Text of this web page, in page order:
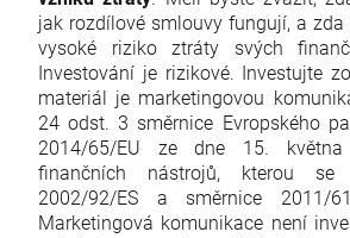
jak rozdílové smlouvy fungují, a
vysoké riziko ztráty svých
Investování je rizikové. Investujte
materiál je marketingovou
24 odst. 3 směrnice Evropského
2014/65/EU ze dne 15.
finančních nástrojů, kterou se
2002/92/ES a směrnice 2011/
Marketingová komunikace není